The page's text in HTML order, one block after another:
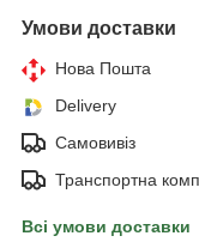
Умови доставки
Нова Пошта
Delivery
Самовивіз
Транспортна
Всі умови доставки